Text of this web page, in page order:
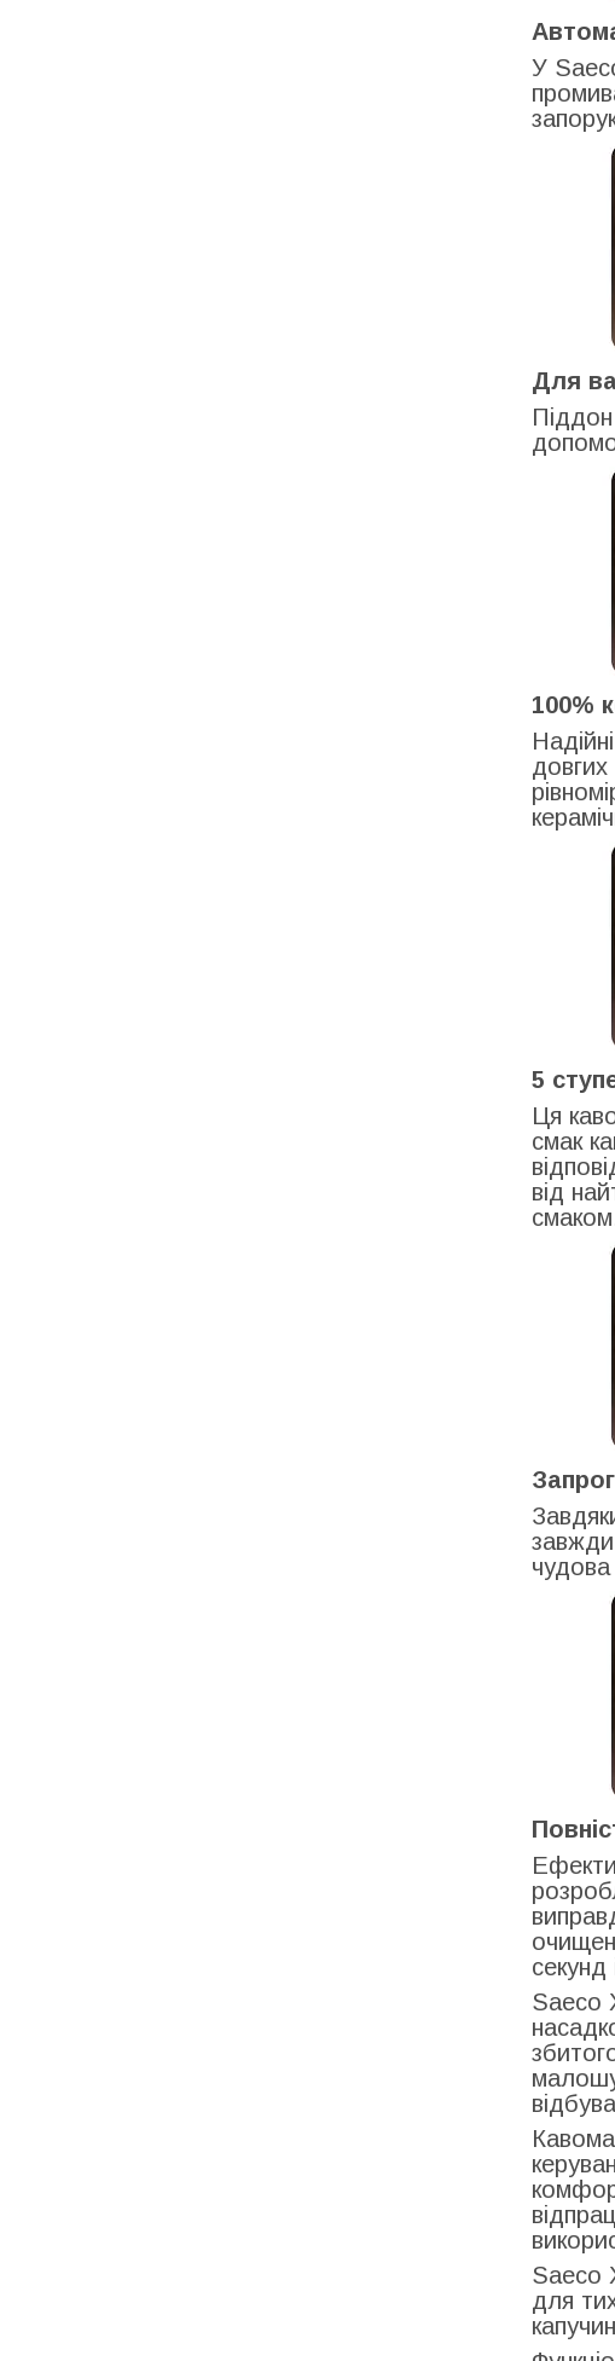
У
Для
100%
5
Ця
смак
від
завжди
секунд
Saeco
Saeco
для